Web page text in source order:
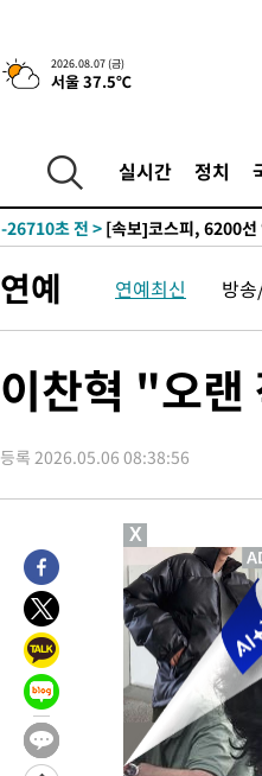
2026.08.07 (금)
서울 37.5℃
실시간 정치
압수수색
-30914초 전 >SK하이닉스, 용인·청
응"
-27770초 전 > 여자배구 이재영·이다
-26757초 전 >
[속보]코스닥, 2.86포
-26710초 전 >
-26690초 전 > [속보]원·달러 환율,
-23669초 전 >
[속보]종합특검, '계
-22542초 전 >외신들도 주목한 韓
-21535초 전 >[속보]규제합리화위원
-13218초 전 >[속보] 7월 중국 수출
-10378초 전 >[속보]'채상병 순직 책
[속보]종합특검, '관저
-6844초 전 >
민주 콩고 에볼라환자
-6094초 전 >
[속보]'300억원대 사기
-5288초 전 >
"미 전국적 살모네라
-3801초 전 >
[속보]경찰·노동부,
-3682초 전 >
[속보]합수본, '투표율
압수수색
-30914초 전 >
SK하이닉스, 용인·
응"
-27770초 전 >
여자배구 이재영·이
연예 연예최신 방
이찬혁 "오랜
등록 2026.05.06 08:38:56
X